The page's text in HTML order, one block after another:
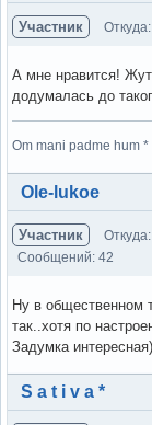
Участник
А мне нравится!
додумалась до
Om mani padme hum *
Вне форума
Ole-lukoe
Участник
Сообщений: 42
Ну в общественном
так..хотя по
Задумка интересная)
Вне форума
S a t i v a *